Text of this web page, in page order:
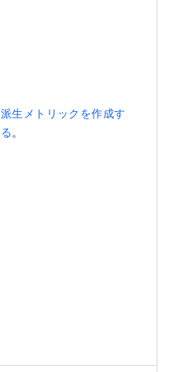
派生メトリックを作成す
る。